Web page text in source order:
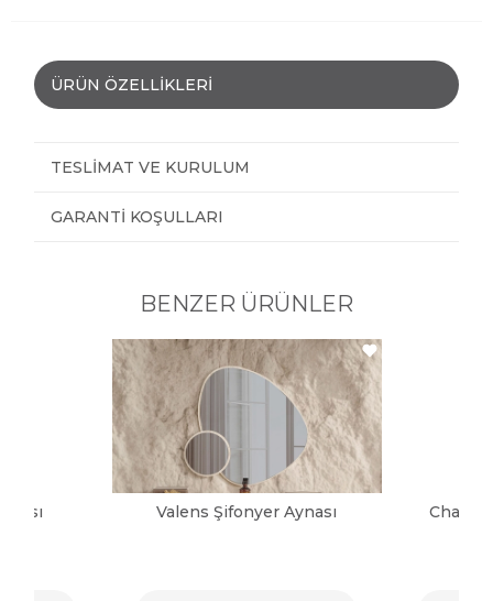
ÜRÜN ÖZELLIKLERI
TESLIMAT VE KURULUM
GARANTI KOŞULLARI
BENZER ÜRÜNLER
Valens Şifonyer Aynası Charm